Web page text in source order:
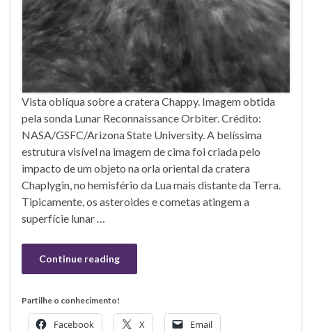
Vista oblíqua sobre a cratera Chappy. Imagem obtida
pela sonda Lunar Reconnaissance Orbiter. Crédito:
NASA/GSFC/Arizona State University. A belíssima
estrutura visível na imagem de cima foi criada pelo
impacto de um objeto na orla oriental da cratera
Chaplygin, no hemisfério da Lua mais distante da Terra.
Tipicamente, os asteroides e cometas atingem a
superfície lunar …
Continue reading
Partilhe o conhecimento!
Facebook X Email